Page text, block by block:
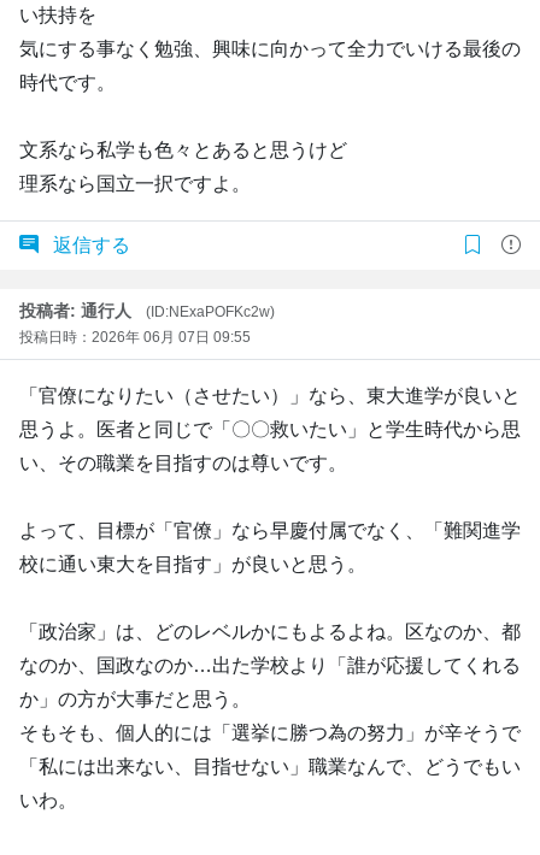
い扶持を
気にする事なく勉強、興味に向かって全力でいける最後の
時代です。
文系なら私学も色々とあると思うけど
理系なら国立一択ですよ。
返信する
投稿者: 通行人
(ID:NExaPOFKc2w)
投稿日時：2026年 06月 07日 09:55
「官僚になりたい（させたい）」なら、東大進学が良いと
思うよ。医者と同じで「〇〇救いたい」と学生時代から思
い、その職業を目指すのは尊いです。
よって、目標が「官僚」なら早慶付属でなく、「難関進学
校に通い東大を目指す」が良いと思う。
「政治家」は、どのレベルかにもよるよね。区なのか、都
なのか、国政なのか…出た学校より「誰が応援してくれる
か」の方が大事だと思う。
そもそも、個人的には「選挙に勝つ為の努力」が辛そうで
「私には出来ない、目指せない」職業なんで、どうでもい
いわ。